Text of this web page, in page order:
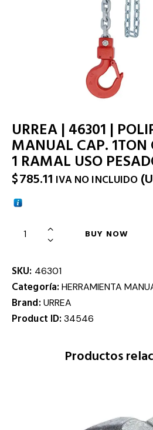
URREA | 46301 |
MANUAL CAP. 1TON
1 RAMAL USO
$785.11 IVA NO INCLUIDO (
BUY NOW
SKU: 46301
Categoría:HERRAMIENTA
Brand: URREA
Product ID:34546
Productos